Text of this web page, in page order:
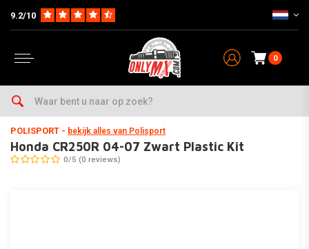
9.2/10
0
Home Parts op Merk & Type
POLISPORT - bekijk alles van Polisport
Honda CR250R 04-07 Zwart Plastic Kit
0/5 (0 reviews)